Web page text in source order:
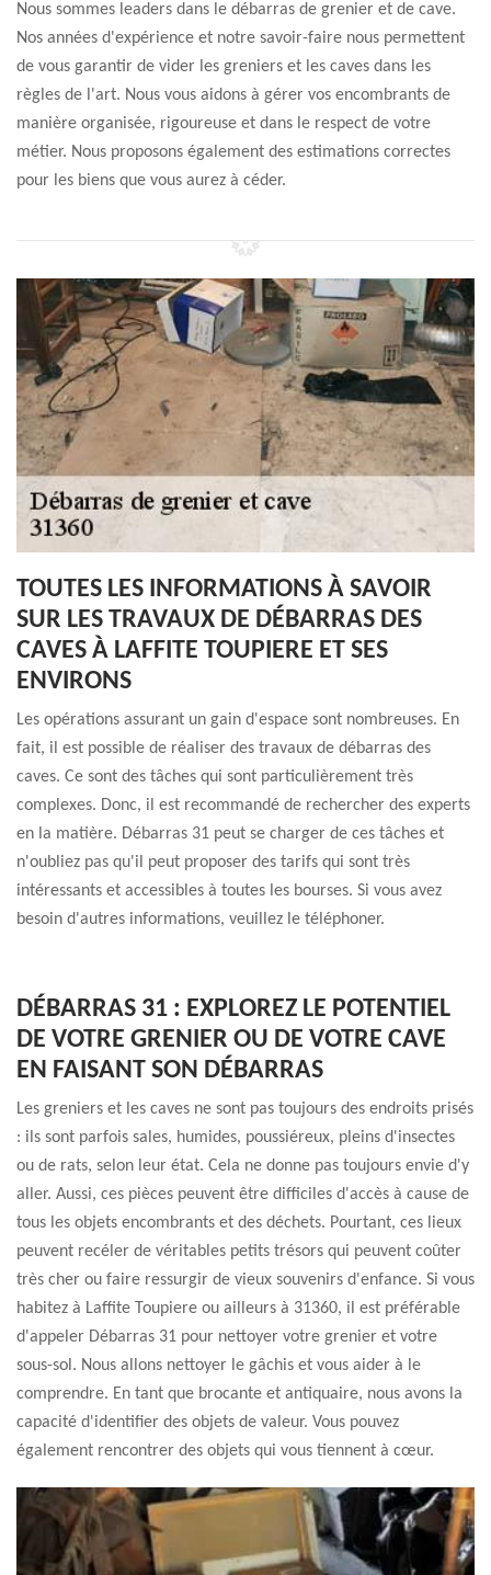
Nous sommes leaders dans le débarras de grenier et de cave.
Nos années d'expérience et notre savoir-faire nous permettent
de vous garantir de vider les greniers et les caves dans les
règles de l'art. Nous vous aidons à gérer vos encombrants de
manière organisée, rigoureuse et dans le respect de votre
métier. Nous proposons également des estimations correctes
pour les biens que vous aurez à céder.
TOUTES LES INFORMATIONS À SAVOIR
SUR LES TRAVAUX DE DÉBARRAS DES
CAVES À LAFFITE TOUPIERE ET SES
ENVIRONS
Les opérations assurant un gain d'espace sont nombreuses. En
fait, il est possible de réaliser des travaux de débarras des
caves. Ce sont des tâches qui sont particulièrement très
complexes. Donc, il est recommandé de rechercher des experts
en la matière. Débarras 31 peut se charger de ces tâches et
n'oubliez pas qu'il peut proposer des tarifs qui sont très
intéressants et accessibles à toutes les bourses. Si vous avez
besoin d'autres informations, veuillez le téléphoner.
DÉBARRAS 31 : EXPLOREZ LE POTENTIEL
DE VOTRE GRENIER OU DE VOTRE CAVE
EN FAISANT SON DÉBARRAS
Les greniers et les caves ne sont pas toujours des endroits prisés
: ils sont parfois sales, humides, poussiéreux, pleins d'insectes
ou de rats, selon leur état. Cela ne donne pas toujours envie d'y
aller. Aussi, ces pièces peuvent être difficiles d'accès à cause de
tous les objets encombrants et des déchets. Pourtant, ces lieux
peuvent recéler de véritables petits trésors qui peuvent coûter
très cher ou faire ressurgir de vieux souvenirs d'enfance. Si vous
habitez à Laffite Toupiere ou ailleurs à 31360, il est préférable
d'appeler Débarras 31 pour nettoyer votre grenier et votre
sous-sol. Nous allons nettoyer le gâchis et vous aider à le
comprendre. En tant que brocante et antiquaire, nous avons la
capacité d'identifier des objets de valeur. Vous pouvez
également rencontrer des objets qui vous tiennent à cœur.